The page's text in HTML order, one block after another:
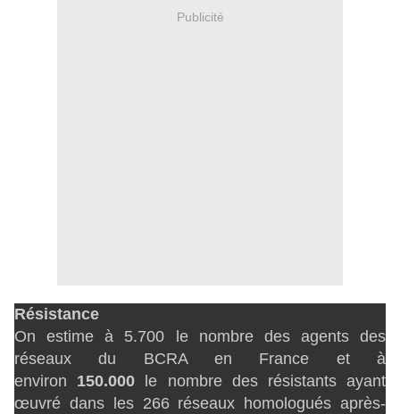
Publicité
Résistance
On estime à 5.700 le nombre des agents des
réseaux du BCRA en France et à
environ
150.000 le nombre des résistants ayant
œuvré dans les 266 réseaux homologués après-